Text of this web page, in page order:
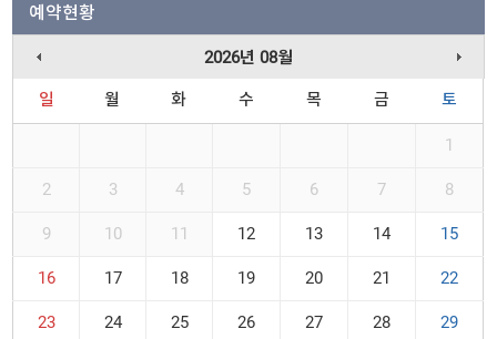
예약현황
2026년 08월
일 월 화 수 목 금 토
1
2 3 4 5 6 7 8
9 10 11 12 13 14 15
16 17 18 19 20 21 22
23 24 25 26 27 28 29